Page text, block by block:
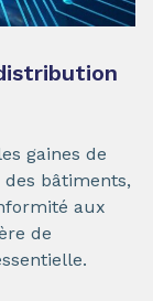
gaines de
bâtiments,
aux
de